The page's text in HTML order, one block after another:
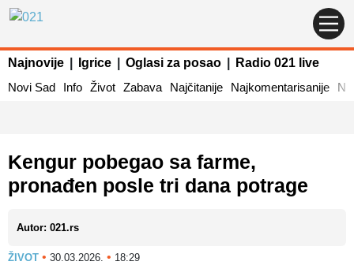
Najnovije Igrice Oglasi za posao
Radio 021 live
Novi Sad
Info Život Zabava Najčitanije Najkomentarisanije
Kengur pobegao sa farme,
pronađen posle tri dana potrage
Autor: 021.rs
ŽIVOT • 30.03.2026. • 18:29